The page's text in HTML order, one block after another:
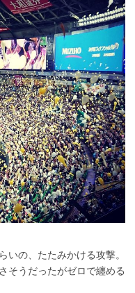
の、たたみかける攻撃。
そうだったがゼロで纏める